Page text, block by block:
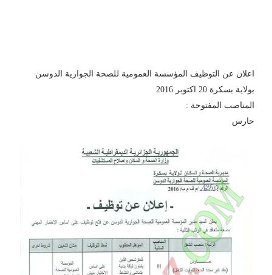
اعلان عن التوظيف المؤسسة العمومية للصحة الجوارية الدوسن
بولاية بسكرة 20 اكتوبر 2016
المناصب المفتوحة :
حارس